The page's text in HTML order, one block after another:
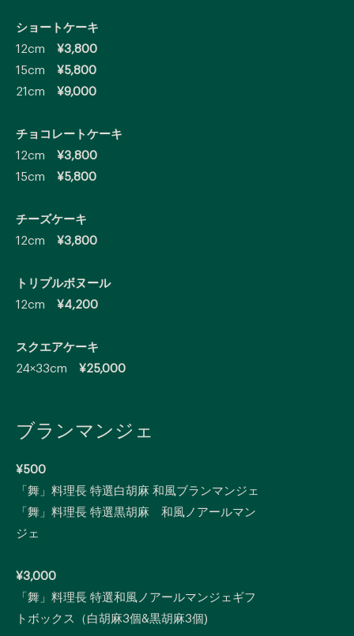
ショートケーキ
12cm ¥3,800
15cm ¥5,800
21cm ¥9,000
チョコレートケーキ
12cm ¥3,800
15cm ¥5,800
チーズケーキ
12cm ¥3,800
トリプルボヌール
12cm ¥4,200
スクエアケーキ
24×33cm ¥25,000
ブランマンジェ
¥500
「舞」料理長 特選白胡麻 和風ブランマンジェ
「舞」料理長 特選黒胡麻 和風ノアールマン
ジェ
¥3,000
「舞」料理長 特選和風ノアールマンジェギフ
トボックス（白胡麻3個&黒胡麻3個)